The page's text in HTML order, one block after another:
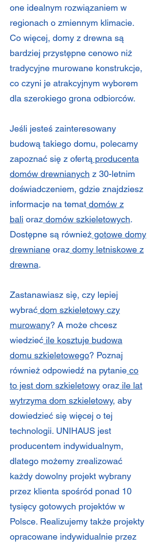
one idealnym rozwiązaniem w
regionach o zmiennym klimacie.
Co więcej, domy z drewna są
bardziej przystępne cenowo niż
tradycyjne murowane konstrukcje,
co czyni je atrakcyjnym wyborem
dla szerokiego grona odbiorców.
Jeśli jesteś zainteresowany
budową takiego domu, polecamy
zapoznać się z ofertą producenta
domów drewnianych z 30-letnim
doświadczeniem, gdzie znajdziesz
informacje na temat domów z
bali oraz domów szkieletowych.
Dostępne są również gotowe domy
drewniane oraz domy letniskowe z
drewna.
Zastanawiasz się, czy lepiej
wybrać dom szkieletowy czy
murowany? A może chcesz
wiedzieć ile kosztuje budowa
domu szkieletowego? Poznaj
również odpowiedź na pytanie co
to jest dom szkieletowy oraz ile lat
wytrzyma dom szkieletowy, aby
dowiedzieć się więcej o tej
technologii. UNIHAUS jest
producentem indywidualnym,
dlatego możemy zrealizować
każdy dowolny projekt wybrany
przez klienta spośród ponad 10
tysięcy gotowych projektów w
Polsce. Realizujemy także projekty
opracowane indywidualnie przez